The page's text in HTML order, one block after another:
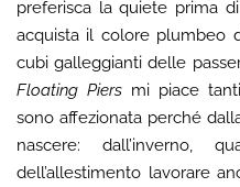
preferisca la quiete prima
acquista il colore plumbeo
cubi galleggianti delle
Floating Piersmi piace
sono affezionata perché
nascere: dall’inverno,
dell’allestimento lavorare